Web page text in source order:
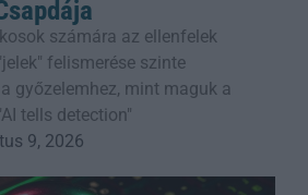
számára az ellenfelek
felismerése szinte
győzelemhez, mint maguk a
tells detection"
9, 2026